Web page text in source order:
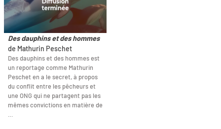
Des dauphins et des hommes
de Mathurin Peschet
Des dauphins et des hommes est
un reportage comme Mathurin
Peschet en a le secret, à propos
du conflit entre les pêcheurs et
une ONG qui ne partagent pas les
mêmes convictions en matière de